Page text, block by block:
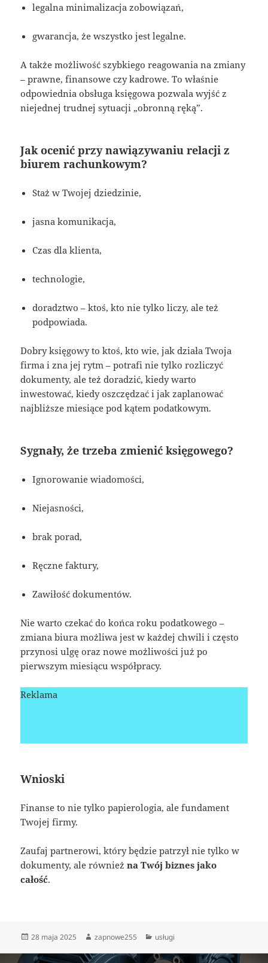
legalna minimalizacja zobowiązań,
gwarancja, że wszystko jest legalne.
A także możliwość szybkiego reagowania na zmiany
– prawne, finansowe czy kadrowe. To właśnie
odpowiednia obsługa księgowa pozwala wyjść z
niejednej trudnej sytuacji „obronną ręką”.
Jak ocenić przy nawiązywaniu relacji z
biurem rachunkowym?
Staż w Twojej dziedzinie,
jasna komunikacja,
Czas dla klienta,
technologie,
doradztwo – ktoś, kto nie tylko liczy, ale też
podpowiada.
Dobry księgowy to ktoś, kto wie, jak działa Twoja
firma i zna jej rytm – potrafi nie tylko rozliczyć
dokumenty, ale też doradzić, kiedy warto
inwestować, kiedy oszczędzać i jak zaplanować
najbliższe miesiące pod kątem podatkowym.
Sygnały, że trzeba zmienić księgowego?
Ignorowanie wiadomości,
Niejasności,
brak porad,
Ręczne faktury,
Zawiłość dokumentów.
Nie warto czekać do końca roku podatkowego –
zmiana biura możliwa jest w każdej chwili i często
przynosi ulgę oraz nowe możliwości już po
pierwszym miesiącu współpracy.
Reklama
Wnioski
Finanse to nie tylko papierologia, ale fundament
Twojej firmy.
Zaufaj partnerowi, który będzie patrzył nie tylko w
dokumenty, ale równieżna Twój biznes jako
całość.
Data
28 maja 2025 Autor
zapnowe255 Kategorie
usługi
Nawigacja